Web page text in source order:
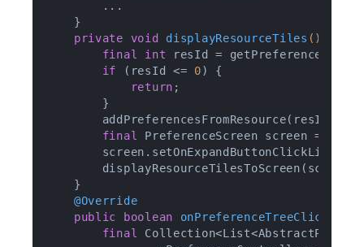
        ...
    }
private
void displayResourceTiles ()
final
int resId =
if (resId <= 0) {
return ;
        }
        addPreferencesFromResource(resId);
final
PreferenceScreen screen =
        displayResourceTilesToScreen(screen);
    }
@Override
public
boolean onPreferenceTreeClick
final